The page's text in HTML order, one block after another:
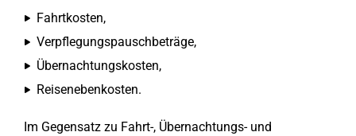
Fahrtkosten,
Verpflegungspauschbeträge,
Übernachtungskosten,
Reisenebenkosten.
Im Gegensatz zu Fahrt-, Übernachtungs- und